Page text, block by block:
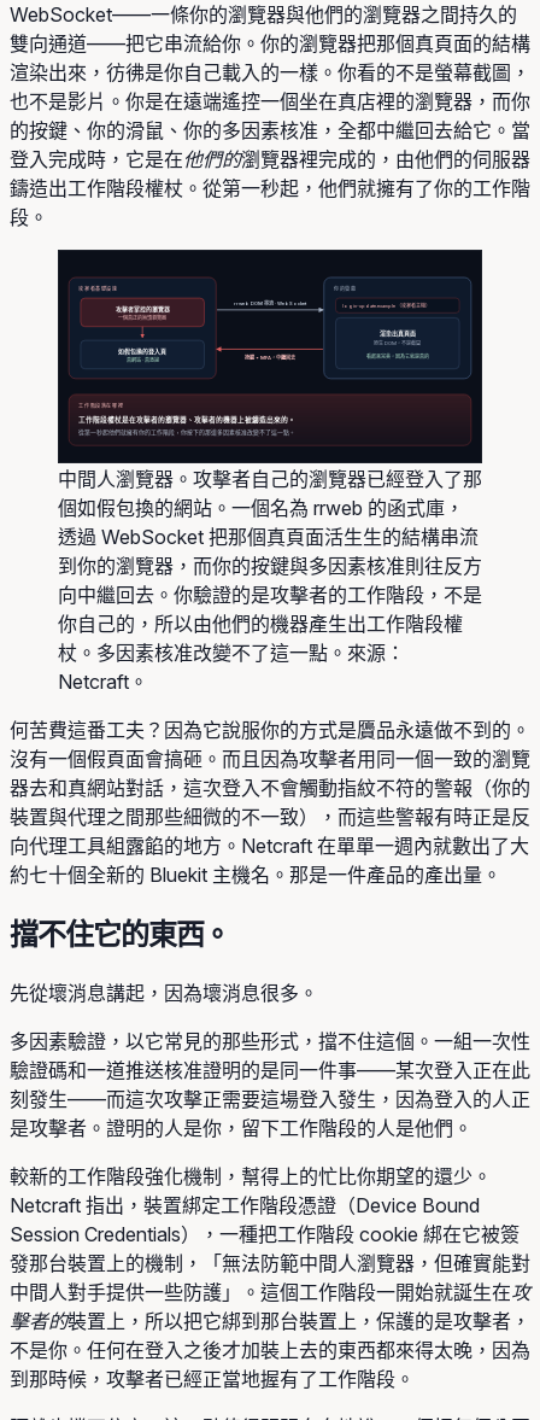
WebSocket——一條你的瀏覽器與他們的瀏覽器之間持久的
雙向通道——把它串流給你。你的瀏覽器把那個真頁面的結構
渲染出來，彷彿是你自己載入的一樣。你看的不是螢幕截圖，
也不是影片。你是在遠端遙控一個坐在真店裡的瀏覽器，而你
的按鍵、你的滑鼠、你的多因素核准，全都中繼回去給它。當
登入完成時，它是在他們的瀏覽器裡完成的，由他們的伺服器
鑄造出工作階段權杖。從第一秒起，他們就擁有了你的工作階
段。
攻擊者基礎設施
攻擊者掌控的瀏覽器
一個真正的無頭瀏覽器
如假包換的登入頁
真網站 · 真憑證
你的螢幕
login-update.example （攻擊者主機）
渲染出真頁面
原生 DOM，不是截圖
看起來完美，因為它就是真的
rrweb DOM 串流 · WebSocket
按鍵 + MFA，中繼回去
工作階段落在哪裡
工作階段權杖是在攻擊者的瀏覽器、攻擊者的機器上被鑄造出來的。
從第一秒起他們就擁有你的工作階段，你按下的那道多因素核准改變不了這一點。
中間人瀏覽器。攻擊者自己的瀏覽器已經登入了那
個如假包換的網站。一個名為 rrweb 的函式庫，
透過 WebSocket 把那個真頁面活生生的結構串流
到你的瀏覽器，而你的按鍵與多因素核准則往反方
向中繼回去。你驗證的是攻擊者的工作階段，不是
你自己的，所以由他們的機器產生出工作階段權
杖。多因素核准改變不了這一點。來源：
Netcraft。
何苦費這番工夫？因為它說服你的方式是贗品永遠做不到的。
沒有一個假頁面會搞砸。而且因為攻擊者用同一個一致的瀏覽
器去和真網站對話，這次登入不會觸動指紋不符的警報（你的
裝置與代理之間那些細微的不一致），而這些警報有時正是反
向代理工具組露餡的地方。Netcraft 在單單一週內就數出了大
約七十個全新的 Bluekit 主機名。那是一件產品的產出量。
擋不住它的東西。
先從壞消息講起，因為壞消息很多。
多因素驗證，以它常見的那些形式，擋不住這個。一組一次性
驗證碼和一道推送核准證明的是同一件事——某次登入正在此
刻發生——而這次攻擊正需要這場登入發生，因為登入的人正
是攻擊者。證明的人是你，留下工作階段的人是他們。
較新的工作階段強化機制，幫得上的忙比你期望的還少。
Netcraft 指出，裝置綁定工作階段憑證（Device Bound
Session Credentials），一種把工作階段 cookie 綁在它被簽
發那台裝置上的機制，「無法防範中間人瀏覽器，但確實能對
中間人對手提供一些防護」。這個工作階段一開始就誕生在攻
擊者的裝置上，所以把它綁到那台裝置上，保護的是攻擊者，
不是你。任何在登入之後才加裝上去的東西都來得太晚，因為
到那時候，攻擊者已經正當地握有了工作階段。